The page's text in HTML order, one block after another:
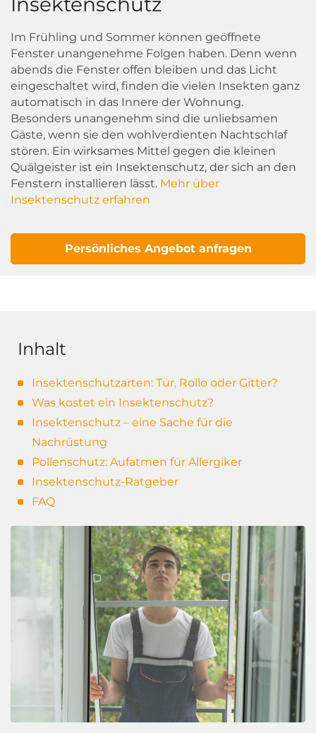
Im Frühling und Sommer können geöffnete
Fenster unangenehme Folgen haben. Denn wenn
abends die Fenster offen bleiben und das Licht
eingeschaltet wird, finden die vielen Insekten ganz
automatisch in das Innere der Wohnung.
Besonders unangenehm sind die unliebsamen
Gäste, wenn sie den wohlverdienten Nachtschlaf
stören. Ein wirksames Mittel gegen die kleinen
Quälgeister ist ein Insektenschutz, der sich an den
Fenstern installieren lässt. Mehr über
Insektenschutz erfahren
Persönliches Angebot anfragen
Inhalt
Insektenschutzarten: Tür, Rollo oder Gitter?
Was kostet ein Insektenschutz?
Insektenschutz – eine Sache für die
Nachrüstung
Pollenschutz: Aufatmen für Allergiker
Insektenschutz-Ratgeber
FAQ